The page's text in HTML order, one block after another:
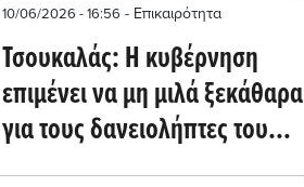
10/06/2026 - 16:56 - Επικαιρότητα
Τσουκαλάς: Η κυβέρνηση
επιμένει να μη μιλά ξεκάθαρα
για τους δανειολήπτες του
νόμου Κατσέλη